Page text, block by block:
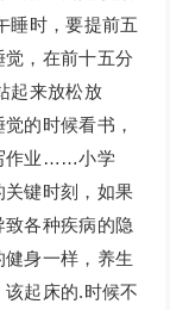
睡时，要提前五
，在前十五分
起来放松放
的时候看书，
作业……小学
键时刻，如果
各种疾病的隐
身一样，养生
起床的.时候不